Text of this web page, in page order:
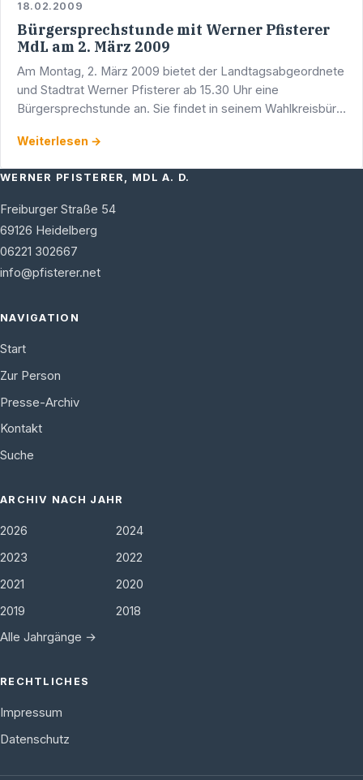
18.02.2009
Bürgersprechstunde mit Werner Pfisterer
MdL am 2. März 2009
Am Montag, 2. März 2009 bietet der Landtagsabgeordnete
und Stadtrat Werner Pfisterer ab 15.30 Uhr eine
Bürgersprechstunde an. Sie findet in seinem Wahlkreisbüro
Weiterlesen →
WERNER PFISTERER, MDL A. D.
Freiburger Straße 54
69126 Heidelberg
06221 302667
info@pfisterer.net
NAVIGATION
Start
Zur Person
Presse-Archiv
Kontakt
Suche
ARCHIV NACH JAHR
2026
2024
2023
2022
2021
2020
2019
2018
Alle Jahrgänge →
RECHTLICHES
Impressum
Datenschutz